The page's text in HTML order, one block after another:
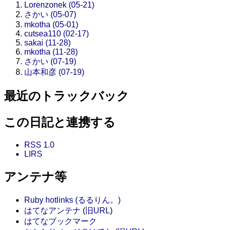
Lorenzonek (05-21)
さかい (05-07)
mkotha (05-01)
cutsea110 (02-17)
sakai (11-28)
mkotha (11-28)
さかい (07-19)
山本和彦 (07-19)
最近のトラックバック
この日記と連携する
RSS 1.0
LIRS
アンテナ等
Ruby hotlinks (るるりん。)
はてなアンテナ ( 旧URL)
はてなブックマーク